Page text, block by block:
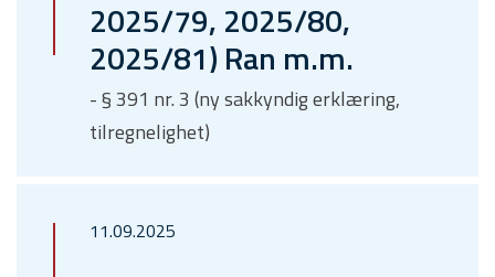
2025/79, 2025/80,
2025/81) Ran m.m.
- § 391 nr. 3 (ny sakkyndig erklæring,
tilregnelighet)
11.09.2025